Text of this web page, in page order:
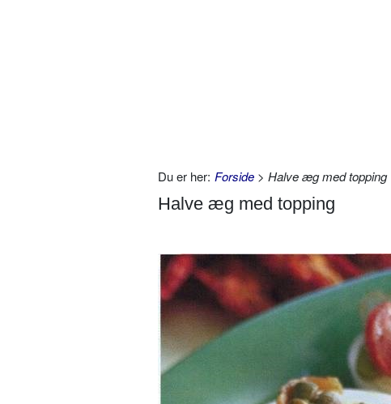
Du er her: Forside > Halve æg med topping
Halve æg med topping